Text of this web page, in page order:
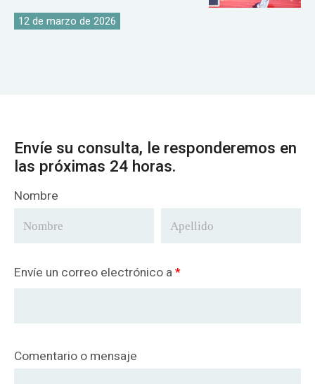
12 de marzo de 2026
Envíe su consulta, le responderemos en
las próximas 24 horas.
Nombre
Envíe un correo electrónico a*
Comentario o mensaje